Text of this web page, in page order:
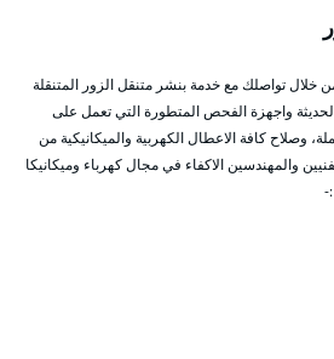
تواصلك مع خدمة بنشر متنقل الزور المتنقلة
واجهزة الفحص المتطورة التي تعمل على
وصلاح كافة الاعطال الكهربية والميكانيكية من
والمهندسين الاكفاء في مجال كهرباء وميكانيكا